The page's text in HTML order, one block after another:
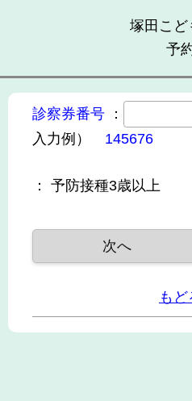
塚田こど
予
診察券番号 ：
入力例） 145676
： 予防接種3歳以上
もど